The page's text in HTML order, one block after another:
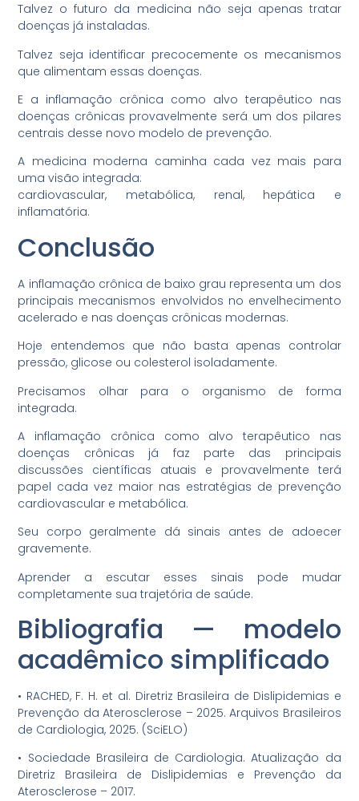
Talvez o futuro da medicina não seja apenas tratar
doenças já instaladas.
Talvez seja identificar precocemente os mecanismos
que alimentam essas doenças.
E a inflamação crônica como alvo terapêutico nas
doenças crônicas provavelmente será um dos pilares
centrais desse novo modelo de prevenção.
A medicina moderna caminha cada vez mais para
uma visão integrada:
cardiovascular, metabólica, renal, hepática e
inflamatória.
Conclusão
A inflamação crônica de baixo grau representa um dos
principais mecanismos envolvidos no envelhecimento
acelerado e nas doenças crônicas modernas.
Hoje entendemos que não basta apenas controlar
pressão, glicose ou colesterol isoladamente.
Precisamos olhar para o organismo de forma
integrada.
A inflamação crônica como alvo terapêutico nas
doenças crônicas já faz parte das principais
discussões científicas atuais e provavelmente terá
papel cada vez maior nas estratégias de prevenção
cardiovascular e metabólica.
Seu corpo geralmente dá sinais antes de adoecer
gravemente.
Aprender a escutar esses sinais pode mudar
completamente sua trajetória de saúde.
Bibliografia — modelo
acadêmico simplificado
•⁠ ⁠RACHED, F. H. et al. Diretriz Brasileira de Dislipidemias e
Prevenção da Aterosclerose – 2025. Arquivos Brasileiros
de Cardiologia, 2025. (SciELO)
•⁠ ⁠Sociedade Brasileira de Cardiologia. Atualização da
Diretriz Brasileira de Dislipidemias e Prevenção da
Aterosclerose – 2017.